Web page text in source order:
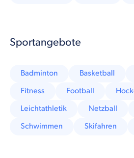
Sportangebote
Badminton Basketball
Fitness
Football
Leichtathletik
Netzball
Schwimmen
Skifahren